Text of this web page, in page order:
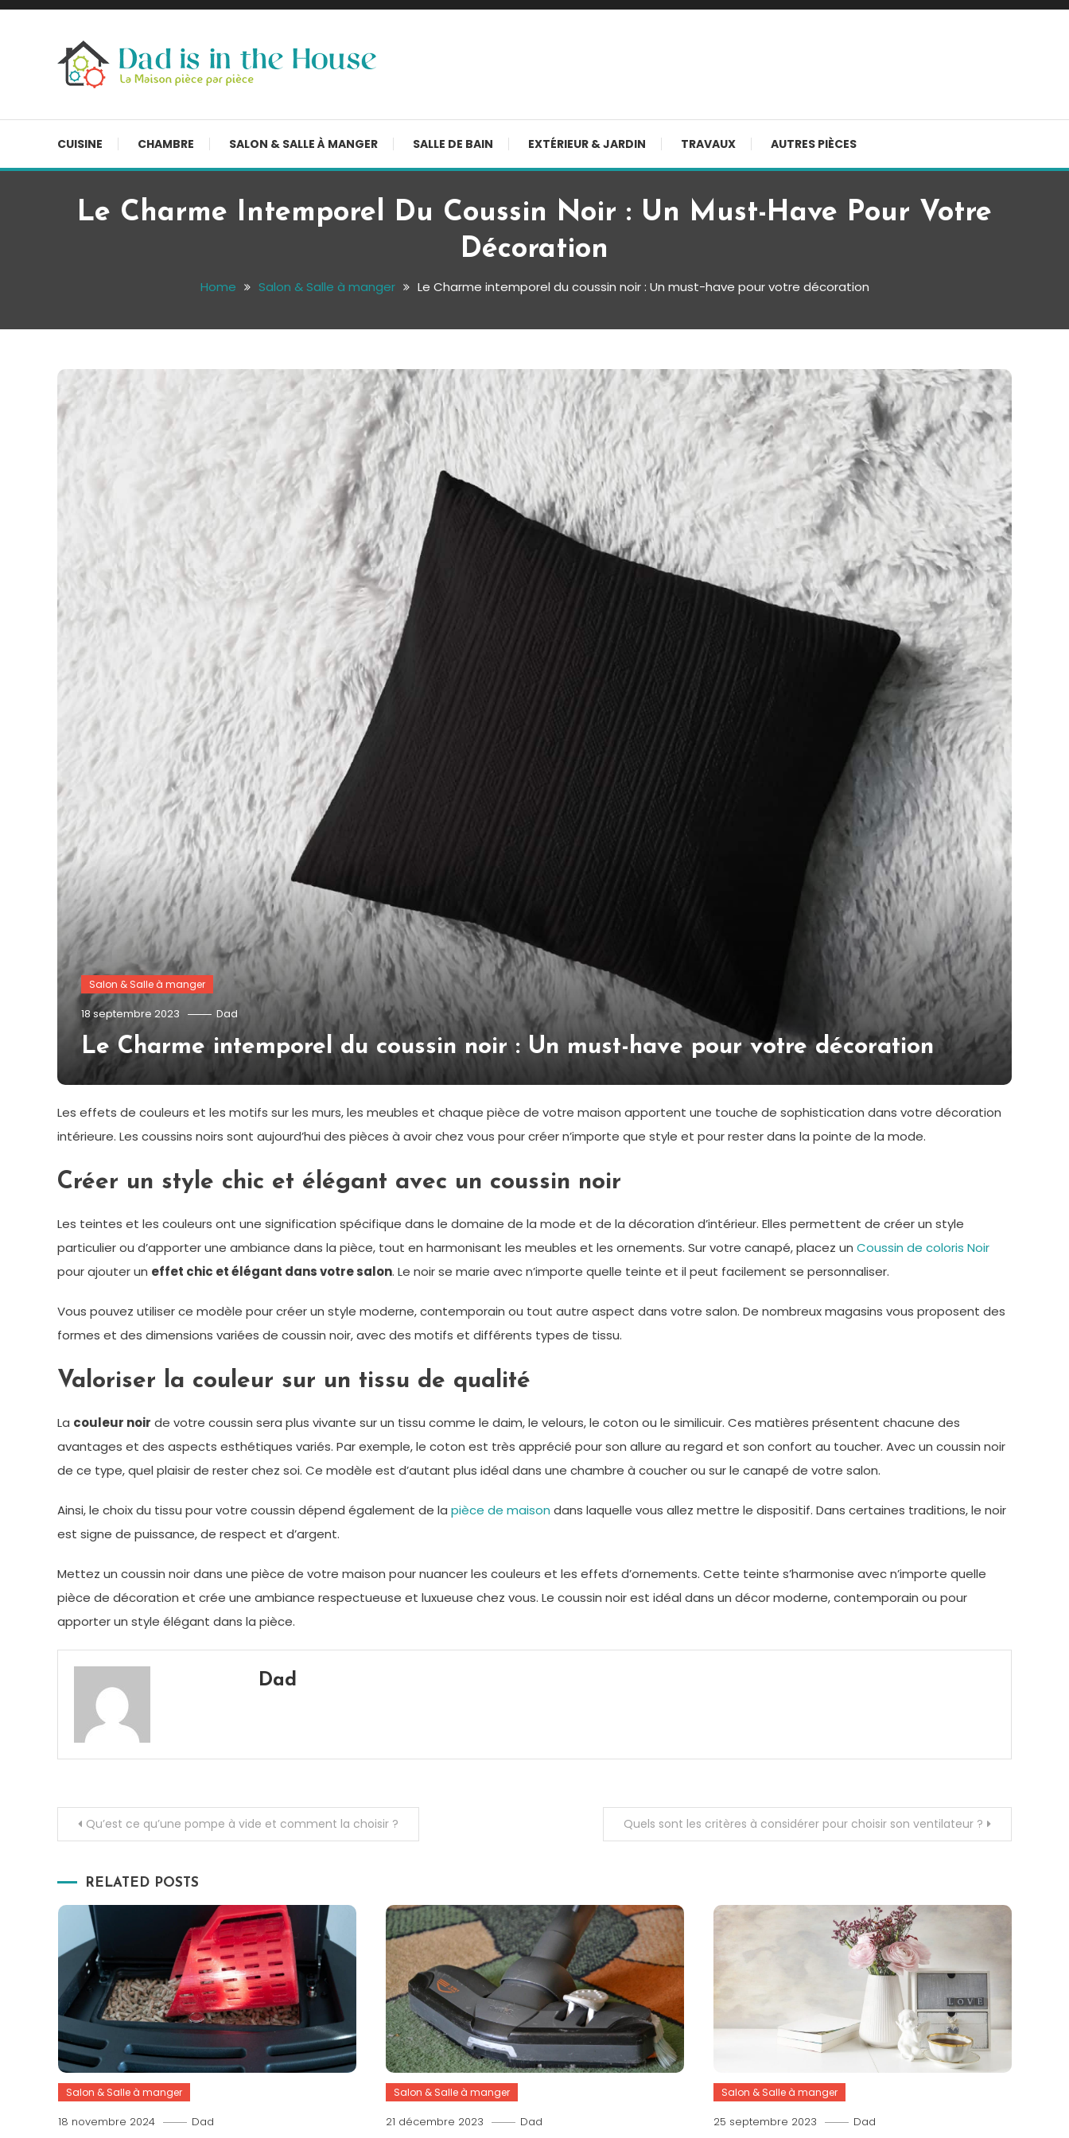
Skip
CUISINE CHAMBRE SALON & SALLE À MANGER SALLE DE BAIN EXTÉRIEUR & JARDIN TRAVAUX AUTRES PIÈCES
Le Charme Intemporel Du Coussin Noir : Un Must-Have Pour Votre
Décoration
Home Salon & Salle à manger Le Charme intemporel du coussin noir : Un must-have pour votre décoration
Salon & Salle à manger
18 septembre 2023 Dad
Le Charme intemporel du coussin noir : Un must-have pour votre décoration
Les effets de couleurs et les motifs sur les murs, les meubles et chaque pièce de votre maison apportent une touche de sophistication dans votre décoration
intérieure. Les coussins noirs sont aujourd’hui des pièces à avoir chez vous pour créer n’importe que style et pour rester dans la pointe de la mode.
Créer un style chic et élégant avec un coussin noir
Les teintes et les couleurs ont une signification spécifique dans le domaine de la mode et de la décoration d’intérieur. Elles permettent de créer un style
particulier ou d’apporter une ambiance dans la pièce, tout en harmonisant les meubles et les ornements. Sur votre canapé, placez un Coussin de coloris Noir
pour ajouter un effet chic et élégant dans votre salon. Le noir se marie avec n’importe quelle teinte et il peut facilement se personnaliser.
Vous pouvez utiliser ce modèle pour créer un style moderne, contemporain ou tout autre aspect dans votre salon. De nombreux magasins vous proposent des
formes et des dimensions variées de coussin noir, avec des motifs et différents types de tissu.
Valoriser la couleur sur un tissu de qualité
La couleur noir de votre coussin sera plus vivante sur un tissu comme le daim, le velours, le coton ou le similicuir. Ces matières présentent chacune des
avantages et des aspects esthétiques variés. Par exemple, le coton est très apprécié pour son allure au regard et son confort au toucher. Avec un coussin noir
de ce type, quel plaisir de rester chez soi. Ce modèle est d’autant plus idéal dans une chambre à coucher ou sur le canapé de votre salon.
Ainsi, le choix du tissu pour votre coussin dépend également de la pièce de maison dans laquelle vous allez mettre le dispositif. Dans certaines traditions, le noir
est signe de puissance, de respect et d’argent.
Mettez un coussin noir dans une pièce de votre maison pour nuancer les couleurs et les effets d’ornements. Cette teinte s’harmonise avec n’importe quelle
pièce de décoration et crée une ambiance respectueuse et luxueuse chez vous. Le coussin noir est idéal dans un décor moderne, contemporain ou pour
apporter un style élégant dans la pièce.
Dad
Navigation
Qu’est ce qu’une pompe à vide et comment la choisir ? Quels sont les critères à considérer pour choisir son ventilateur ?
RELATED POSTS
Salon & Salle à manger
18 novembre 2024 Dad
Salon & Salle à manger
21 décembre 2023 Dad
Salon & Salle à manger
25 septembre 2023 Dad